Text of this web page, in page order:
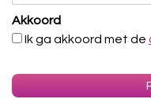
Akkoord
Ik ga akkoord met de